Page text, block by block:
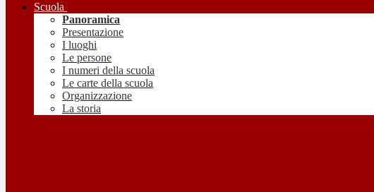
Scuola
Panoramica
Presentazione
I luoghi
Le persone
I numeri della scuola
Le carte della scuola
Organizzazione
La storia